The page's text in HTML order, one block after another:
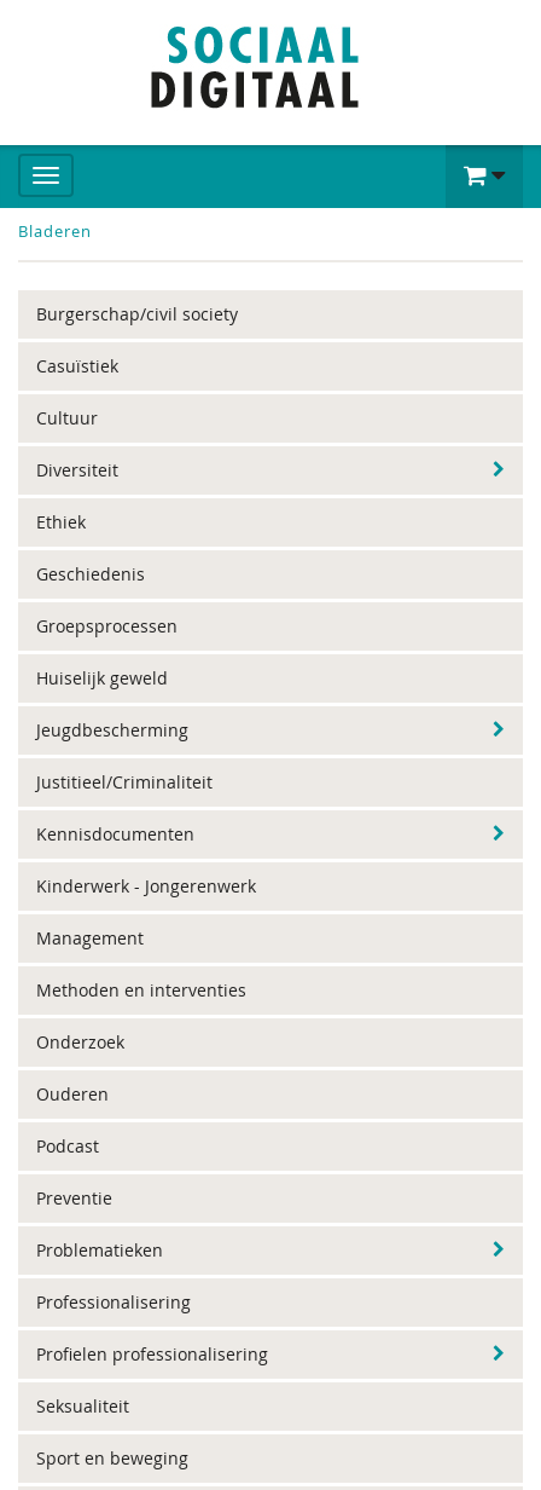
Bladeren
Burgerschap/civil society
Casuïstiek
Cultuur
Diversiteit
Ethiek
Geschiedenis
Groepsprocessen
Huiselijk geweld
Jeugdbescherming
Justitieel/Criminaliteit
Kennisdocumenten
Kinderwerk - Jongerenwerk
Management
Methoden en interventies
Onderzoek
Ouderen
Podcast
Preventie
Problematieken
Professionalisering
Profielen professionalisering
Seksualiteit
Sport en beweging